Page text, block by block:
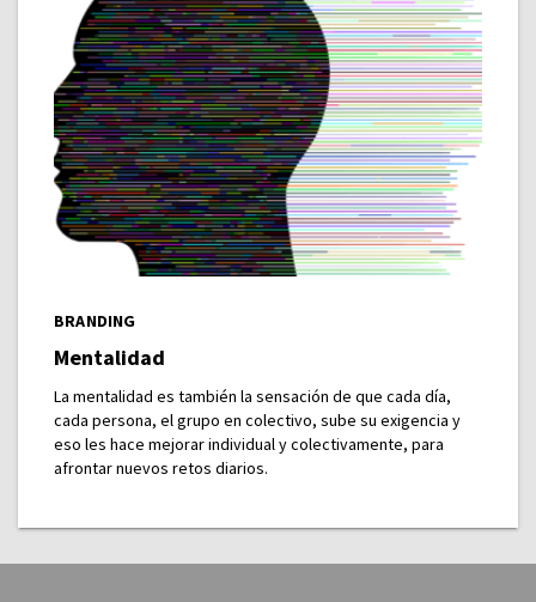
BRANDING
Mentalidad
La mentalidad es también la sensación de que cada día,
cada persona, el grupo en colectivo, sube su exigencia y
eso les hace mejorar individual y colectivamente, para
afrontar nuevos retos diarios.